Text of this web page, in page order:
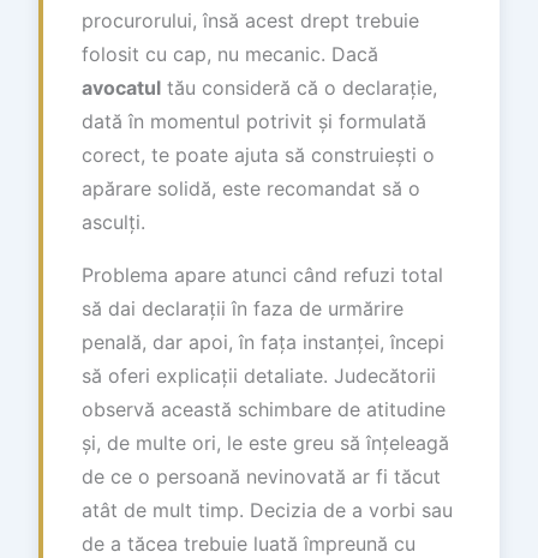
procurorului, însă acest drept trebuie
folosit cu cap, nu mecanic. Dacă
avocatul tău consideră că o declarație,
dată în momentul potrivit și formulată
corect, te poate ajuta să construiești o
apărare solidă, este recomandat să o
asculți.
Problema apare atunci când refuzi total
să dai declarații în faza de urmărire
penală, dar apoi, în fața instanței, începi
să oferi explicații detaliate. Judecătorii
observă această schimbare de atitudine
și, de multe ori, le este greu să înțeleagă
de ce o persoană nevinovată ar fi tăcut
atât de mult timp. Decizia de a vorbi sau
de a tăcea trebuie luată împreună cu